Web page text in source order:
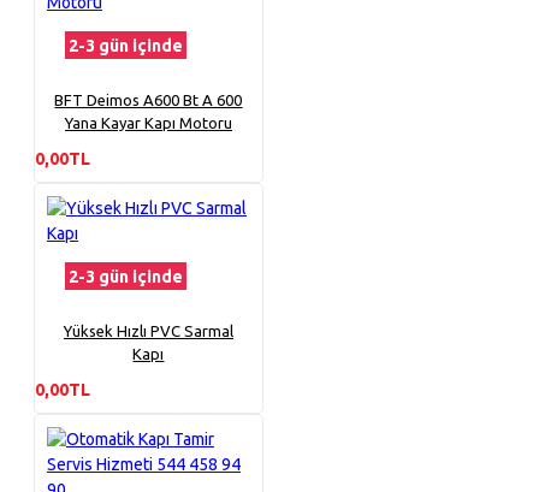
2-3 gün içinde
BFT Deimos A600 Bt A 600
Yana Kayar Kapı Motoru
0,00TL
2-3 gün içinde
Yüksek Hızlı PVC Sarmal
Kapı
0,00TL